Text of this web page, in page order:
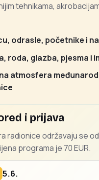
tehnikama,
odrasle, početnike i
roda, glazba, pjesma i
atmosfera
i prijava
radionice održavaju se od
programa je 70 EUR.
5.6.